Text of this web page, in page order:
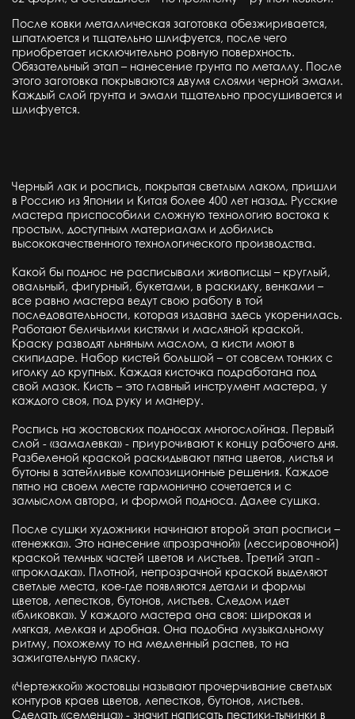
После ковки металлическая заготовка обезжиривается,
шпатлюется и тщательно шлифуется, после чего
приобретает исключительно ровную поверхность.
Обязательный этап – нанесение грунта по металлу. После
этого заготовка покрываются двумя слоями черной эмали.
Каждый слой грунта и эмали тщательно просушивается и
шлифуется.
Черный лак и роспись, покрытая светлым лаком, пришли
в Россию из Японии и Китая более 400 лет назад. Русские
мастера приспособили сложную технологию востока к
простым, доступным материалам и добились
высококачественного технологического производства.
Какой бы поднос не расписывали живописцы – круглый,
овальный, фигурный, букетами, в раскидку, венками –
все равно мастера ведут свою работу в той
последовательности, которая издавна здесь укоренилась.
Работают беличьими кистями и масляной краской.
Краску разводят льняным маслом, а кисти моют в
скипидаре. Набор кистей большой – от совсем тонких с
иголку до крупных. Каждая кисточка подработана под
свой мазок. Кисть – это главный инструмент мастера, у
каждого своя, под руку и манеру.
Роспись на жостовских подносах многослойная. Первый
слой - «замалевка» - приурочивают к концу рабочего дня.
Разбеленой краской раскидывают пятна цветов, листья и
бутоны в затейливые композиционные решения. Каждое
пятно на своем месте гармонично сочетается и с
замыслом автора, и формой подноса. Далее сушка.
После сушки художники начинают второй этап росписи –
«тенежка». Это нанесение «прозрачной» (лессировочной)
краской темных частей цветов и листьев. Третий этап -
«прокладка». Плотной, непрозрачной краской выделяют
светлые места, кое-где появляются детали и формы
цветов, лепестков, бутонов, листьев. Следом идет
«бликовка». У каждого мастера она своя: широкая и
мягкая, мелкая и дробная. Она подобна музыкальному
ритму, похожему то на медленный распев, то на
зажигательную пляску.
«Чертежкой» жостовцы называют прочерчивание светлых
контуров краев цветов, лепестков, бутонов, листьев.
Сделать «семенца» - значит написать пестики-тычинки в